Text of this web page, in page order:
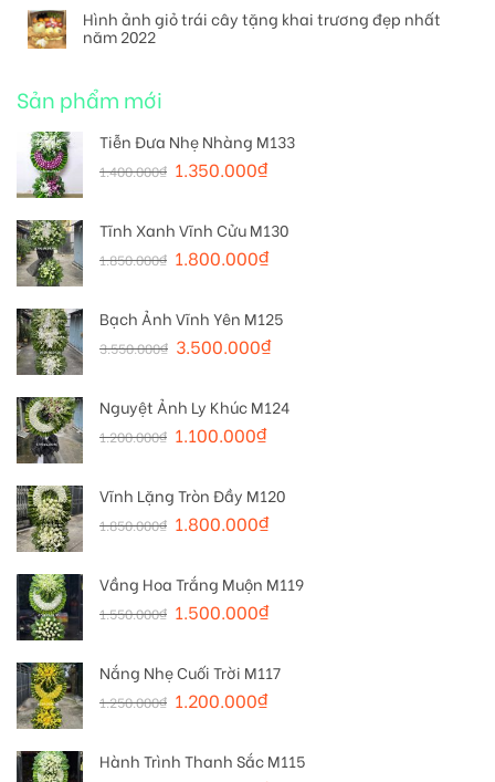
Hình ảnh giỏ trái cây tặng khai trương đẹp nhất
năm 2022
Sản phẩm mới
Tiễn Đưa Nhẹ Nhàng M133
1.400.000₫ 1.350.000₫
Tĩnh Xanh Vĩnh Cửu M130
1.850.000₫ 1.800.000₫
Bạch Ảnh Vĩnh Yên M125
3.550.000₫ 3.500.000₫
Nguyệt Ảnh Ly Khúc M124
1.200.000₫ 1.100.000₫
Vĩnh Lặng Tròn Đầy M120
1.850.000₫ 1.800.000₫
Vầng Hoa Trắng Muộn M119
1.550.000₫ 1.500.000₫
Nắng Nhẹ Cuối Trời M117
1.250.000₫ 1.200.000₫
Hành Trình Thanh Sắc M115